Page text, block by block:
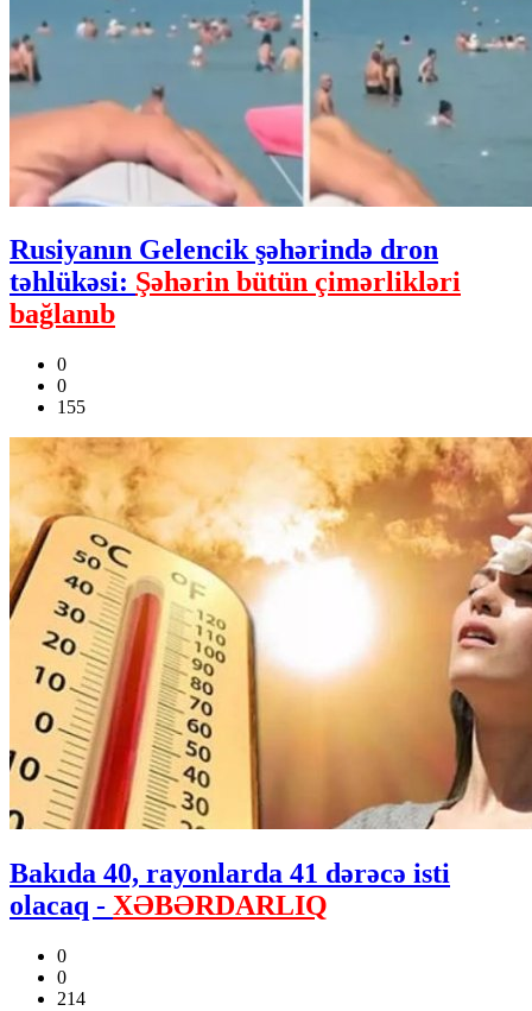
Rusiyanın Gelencik şəhərində dron
təhlükəsi: Şəhərin bütün çimərlikləri
bağlanıb
0
0
155
Bakıda 40, rayonlarda 41 dərəcə isti
olacaq - XƏBƏRDARLIQ
0
0
214